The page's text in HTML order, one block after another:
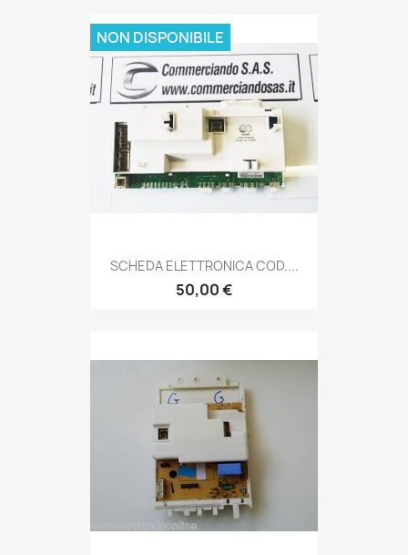
SCHEDA ELETTRONICA COD....
50,00 €
NON DISPONIBILE